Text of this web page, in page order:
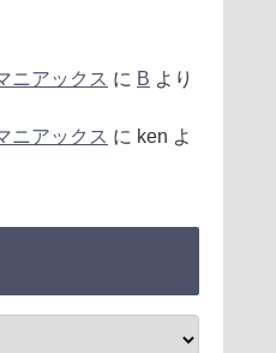
ニアックス に B より
ニアックス に ken よ